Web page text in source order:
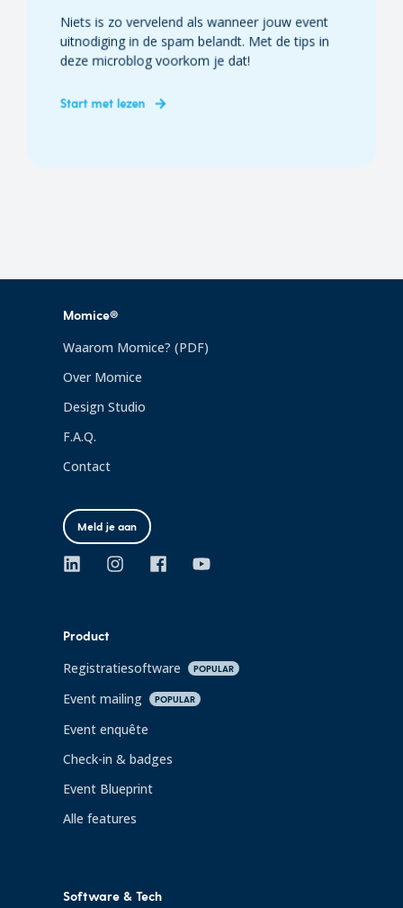
Niets is zo vervelend als wanneer jouw event
uitnodiging in de spam belandt. Met de tips in
deze microblog voorkom je dat!
Start met lezen
Momice®
Waarom Momice? (PDF)
Over Momice
Design Studio
F.A.Q.
Contact
Meld je aan
Product
Registratiesoftware POPULAR
Event mailing POPULAR
Event enquête
Check-in & badges
Event Blueprint
Alle features
Software & Tech